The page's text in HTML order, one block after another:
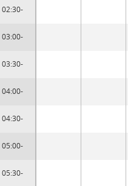
02:30-
03:00-
03:30-
04:00-
04:30-
05:00-
05:30-